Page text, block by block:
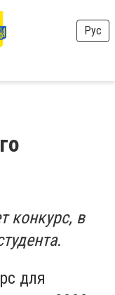
Рус
конкурс, в
для